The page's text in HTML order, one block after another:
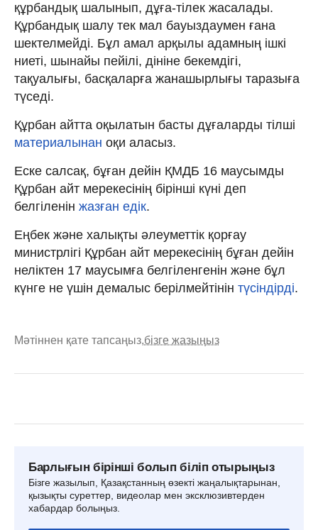
құрбандық шалынып, дұға-тілек жасалады.
Құрбандық шалу тек мал бауыздаумен ғана
шектелмейді. Бұл амал арқылы адамның ішкі
ниеті, шынайы пейілі, дініне бекемдігі,
тақуалығы, басқаларға жанашырлығы таразыға
түседі.
Құрбан айтта оқылатын басты дұғаларды тілші
материалынан оқи аласыз.
Еске салсақ, бұған дейін ҚМДБ 16 маусымды
Құрбан айт мерекесінің бірінші күні деп
белгіленін жазған едік.
Еңбек және халықты әлеуметтік қорғау
министрлігі Құрбан айт мерекесінің бұған дейін
неліктен 17 маусымға белгіленгенін және бұл
күнге не үшін демалыс берілмейтінін түсіндірді.
Мәтіннен қате тапсаңыз,бізге жазыңыз
Барлығын бірінші болып біліп отырыңыз
Бізге жазылып, Қазақстанның өзекті жаңалықтарынан,
қызықты суреттер, видеолар мен эксклюзивтерден
хабардар болыңыз.